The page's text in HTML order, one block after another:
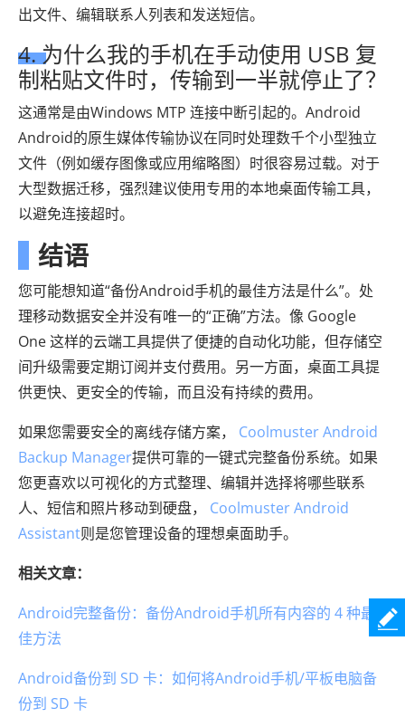
出文件、编辑联系人列表和发送短信。
4. 为什么我的手机在手动使用 USB 复
制粘贴文件时，传输到一半就停止了？
这通常是由Windows MTP 连接中断引起的。Android
Android的原生媒体传输协议在同时处理数千个小型独立
文件（例如缓存图像或应用缩略图）时很容易过载。对于
大型数据迁移，强烈建议使用专用的本地桌面传输工具，
以避免连接超时。
结语
您可能想知道“备份Android手机的最佳方法是什么”。处
理移动数据安全并没有唯一的“正确”方法。像 Google
One 这样的云端工具提供了便捷的自动化功能，但存储空
间升级需要定期订阅并支付费用。另一方面，桌面工具提
供更快、更安全的传输，而且没有持续的费用。
如果您需要安全的离线存储方案， Coolmuster Android
Backup Manager提供可靠的一键式完整备份系统。如果
您更喜欢以可视化的方式整理、编辑并选择将哪些联系
人、短信和照片移动到硬盘， Coolmuster Android
Assistant则是您管理设备的理想桌面助手。
相关文章：
Android完整备份：备份Android手机所有内容的 4 种最
佳方法
Android备份到 SD 卡：如何将Android手机/平板电脑备
份到 SD 卡